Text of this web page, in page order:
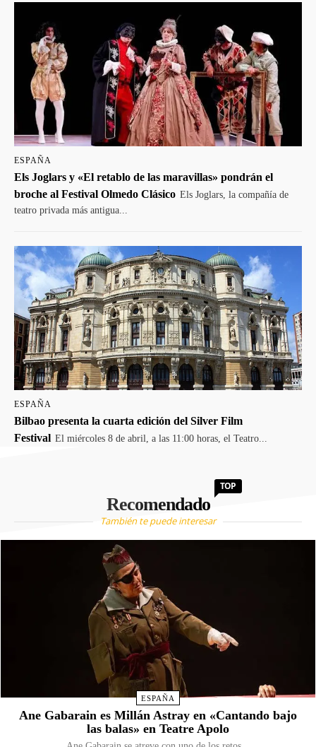
ESPAÑA
Els Joglars y «El retablo de las maravillas» pondrán el
broche al Festival Olmedo Clásico Els Joglars, la compañía de
teatro privada más antigua...
ESPAÑA
Bilbao presenta la cuarta edición del Silver Film
Festival El miércoles 8 de abril, a las 11:00 horas, el Teatro...
Recomendado
TOP
También te puede interesar
ESPAÑA
Ane Gabarain es Millán Astray en «Cantando bajo
las balas» en Teatre Apolo